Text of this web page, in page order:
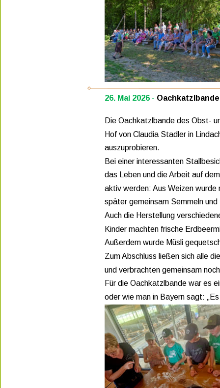
26. Mai 2026 -
Die Oachkatzlbande des Obst-
Hof von Claudia Stadler in
auszuprobieren.
Bei einer interessanten
das Leben und die Arbeit auf
aktiv werden: Aus Weizen
später gemeinsam Semmeln
Auch die Herstellung
Kinder machten frische
Außerdem wurde Müsli
Zum Abschluss ließen sich alle
und verbrachten gemeinsam
Für die Oachkatzlbande war es
oder wie man in Bayern sagt: